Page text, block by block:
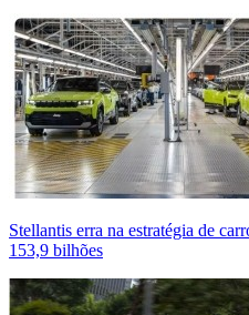
Stellantis erra na estratégia de
153,9 bilhões